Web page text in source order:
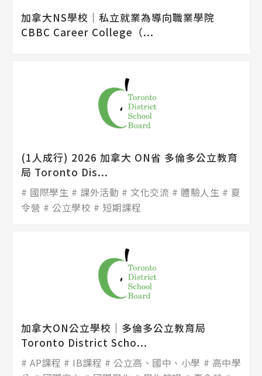
加拿大NS學校│私立就業為導向職業學院
CBBC Career College（...
(1人成行) 2026 加拿大 ON省 多倫多公立教育
局 Toronto Dis...
國際學生 課外活動 文化交流 體驗人生
夏
令營
公立學校 短期課程
加拿大ON公立學校│多倫多公立教育局
Toronto District Scho...
AP課程 IB課程 公立高、國中、小學
高中學